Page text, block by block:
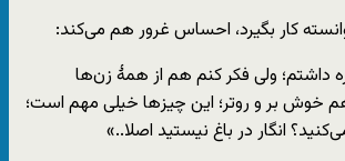
کار بگیرد، احساس غرور هم می‌کند:
داشتم؛ ولی فکر کنم هم از همهٔ زن‌ها
خوش بر و رو‌تر؛ این چیز‌ها خیلی مهم است؛
انگار در باغ نیستید اصلا..»